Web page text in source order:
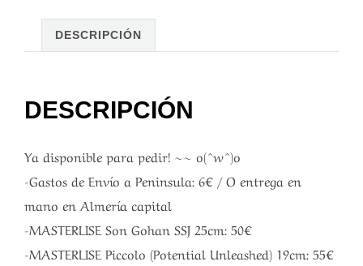
DESCRIPCIÓN
DESCRIPCIÓN
Ya disponible para pedir! ~~ o(^w^)o
-Gastos de Envío a Peninsula: 6€ / O entrega en
mano en Almería capital
-MASTERLISE Son Gohan SSJ 25cm: 50€
-MASTERLISE Piccolo (Potential Unleashed) 19cm: 55€